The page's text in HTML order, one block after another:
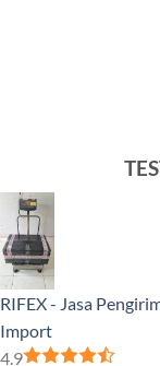
RIFEX - Jasa
Import
4.9